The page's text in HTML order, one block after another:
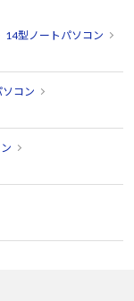
14型ノートパソコン
ソコン